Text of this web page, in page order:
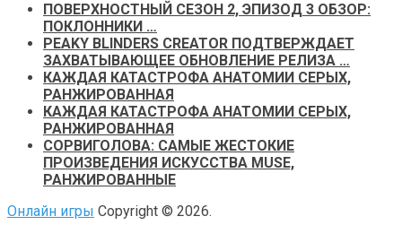
ПОВЕРХНОСТНЫЙ СЕЗОН 2, ЭПИЗОД 3 ОБЗОР:
ПОКЛОННИКИ …
PEAKY BLINDERS CREATOR ПОДТВЕРЖДАЕТ
ЗАХВАТЫВАЮЩЕЕ ОБНОВЛЕНИЕ РЕЛИЗА …
КАЖДАЯ КАТАСТРОФА АНАТОМИИ СЕРЫХ,
РАНЖИРОВАННАЯ
КАЖДАЯ КАТАСТРОФА АНАТОМИИ СЕРЫХ,
РАНЖИРОВАННАЯ
СОРВИГОЛОВА: САМЫЕ ЖЕСТОКИЕ
ПРОИЗВЕДЕНИЯ ИСКУССТВА MUSE,
РАНЖИРОВАННЫЕ
Онлайн игры Copyright © 2026.